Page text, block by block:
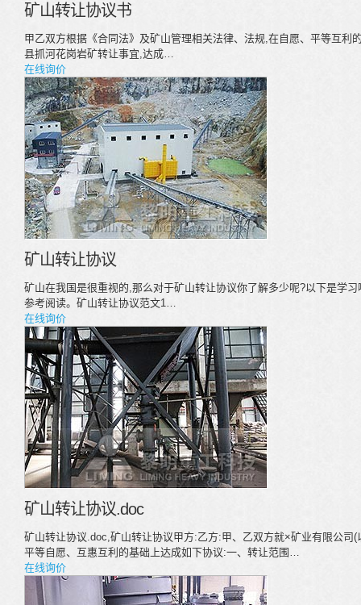
矿山转让协议书
甲乙双方根据《合同法》及矿山管理相关法律、法规,在自愿、平等互利
县抓河花岗岩矿转让事宜,达成…
在线询价
矿山转让协议
矿山在我国是很重视的,那么对于矿山转让协议你了解多少呢?以下是学
参考阅读。矿山转让协议范文1…
在线询价
矿山转让协议.doc
矿山转让协议.doc,矿山转让协议甲方:乙方:甲、乙双方就×矿业有限公司
平等自愿、互惠互利的基础上达成如下协议:一、转让范围…
在线询价